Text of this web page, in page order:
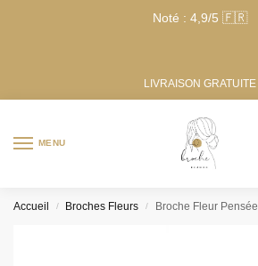
Noté : 4,9/5 🇫🇷
LIVRAISON GRATUITE
MENU
Accueil / Broches Fleurs / Broche Fleur Pensée